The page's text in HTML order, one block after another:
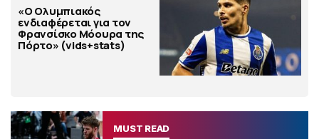
«Ο Ολυμπιακός
ενδιαφέρεται για τον
Φρανσίσκο Μόουρα της
Πόρτο» (vids+stats)
MUST READ